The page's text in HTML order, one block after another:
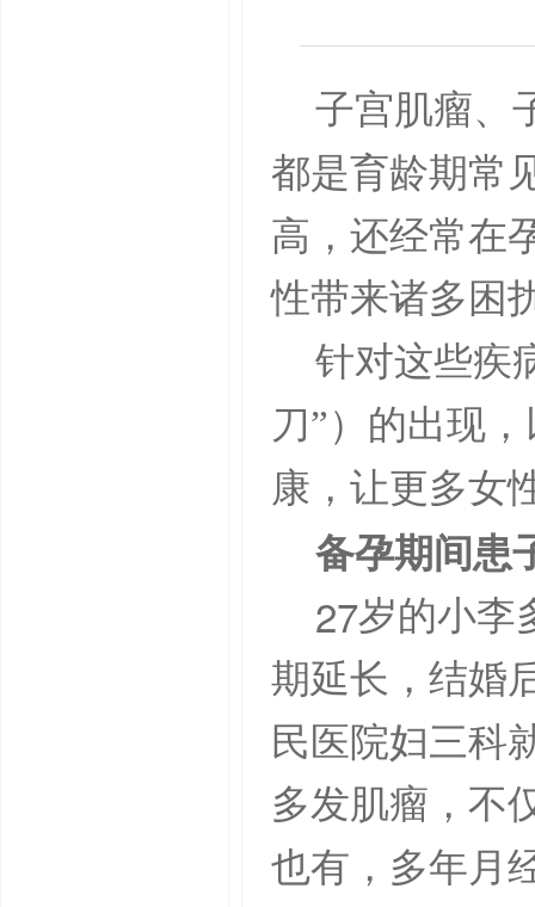
子宫肌瘤、
都是育龄期常
高，还经常在
性带来诸多困
针对这些疾
刀”）的出现
康，让更多女
备孕期间患
27岁的小李
期延长，结婚
民医院妇三科
多发肌瘤，不
也有，多年月